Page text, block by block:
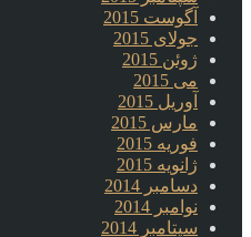
آگوست 2015
جولای 2015
ژوئن 2015
می 2015
آوریل 2015
مارس 2015
فوریه 2015
ژانویه 2015
دسامبر 2014
نوامبر 2014
سپتامبر 2014